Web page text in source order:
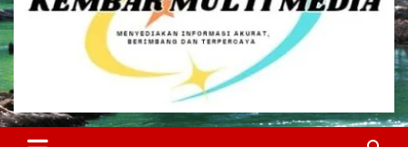
Kembar Multi Media